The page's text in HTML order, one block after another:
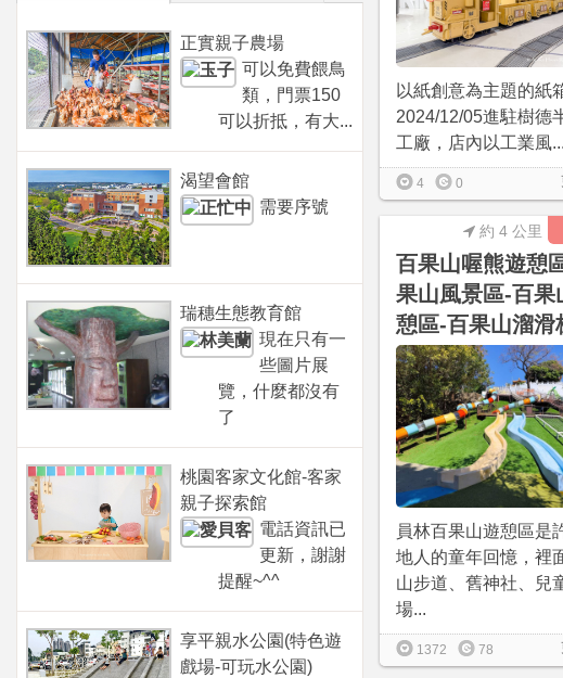
正實親子農場
可以免費餵鳥
類，門票150
可以折抵，有大...
渴望會館
需要序號
瑞穗生態教育館
現在只有一
些圖片展
覽，什麼都沒有
了
桃園客家文化館-客家
親子探索館
電話資訊已
更新，謝謝
提醒~^^
享平親水公園(特色遊
戲場-可玩水公園)
以紙創意為主題的紙
2024/12/05進駐樹德
工廠，店內以工業風...
4 0
百果山喔熊遊憩
果山風景區-百果
憩區-百果山溜滑
約 4 公里
員林百果山遊憩區是
地人的童年回憶，裡
山步道、舊神社、兒
場...
1372 78